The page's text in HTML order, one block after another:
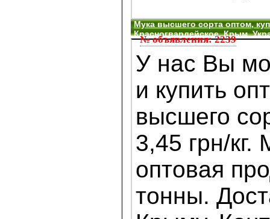
№ объявления: 2239
Мука высшего сорта оптом,
Красногвардейское, Крым,
У нас Вы
и купить
высшего
3,45 грн/
оптовая
тонны.